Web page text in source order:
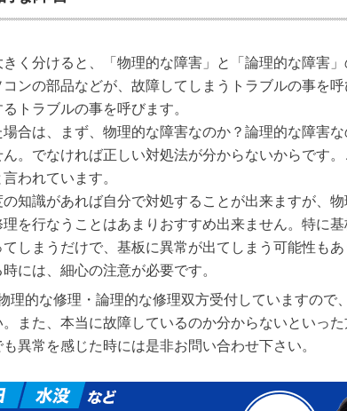
く分けると、「物理的な障害」と「論理的な障害」
ンの部品などが、故障してしまうトラブルの事を
トラブルの事を呼びます。
合は、まず、物理的な障害なのか？論理的な障害な
。でなければ正しい対処法が分からないからです
われています。
知識があれば自分で対処することが出来ますが、
を行なうことはあまりおすすめ出来ません。特に基
しまうだけで、基板に異常が出てしまう可能性も
には、細心の注意が必要です。
理的な修理・論理的な修理双方受付していますので
また、本当に故障しているのか分からないといっ
異常を感じた時には是非お問い合わせ下さい。